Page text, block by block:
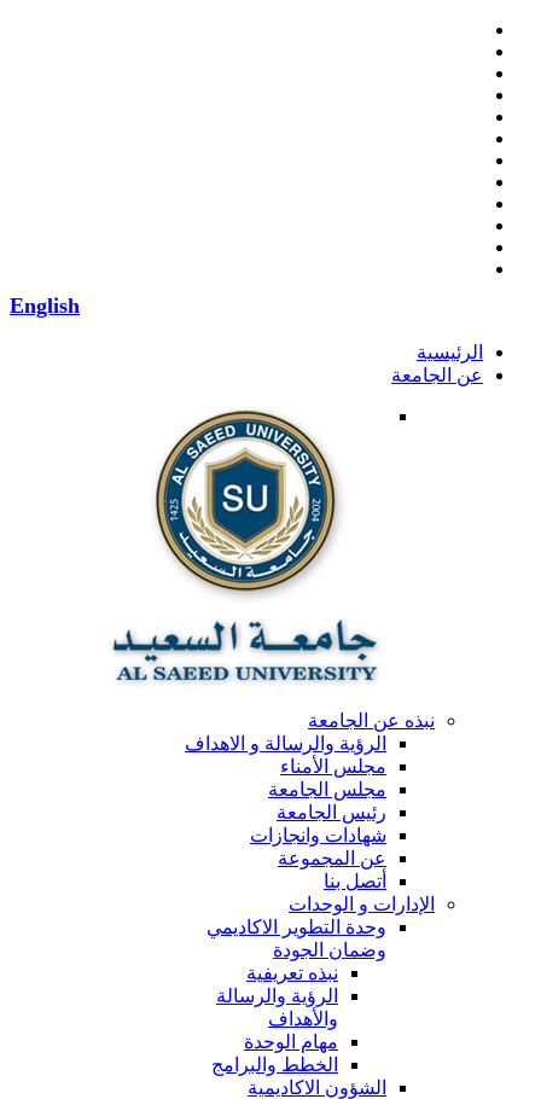
English
الرئيسية
عن الجامعة
نبذه عن الجامعة
الرؤية والرسالة و الاهداف
مجلس الأمناء
مجلس الجامعة
رئيس الجامعة
شهادات وانجازات
عن المجموعة
أتصل بنا
الإدارات و الوحدات
وحدة التطوير الاكاديمي
وضمان الجودة
نبذه تعريفية
الرؤية والرسالة
والأهداف
مهام الوحدة
الخطط والبرامج
الشؤون الاكاديمية